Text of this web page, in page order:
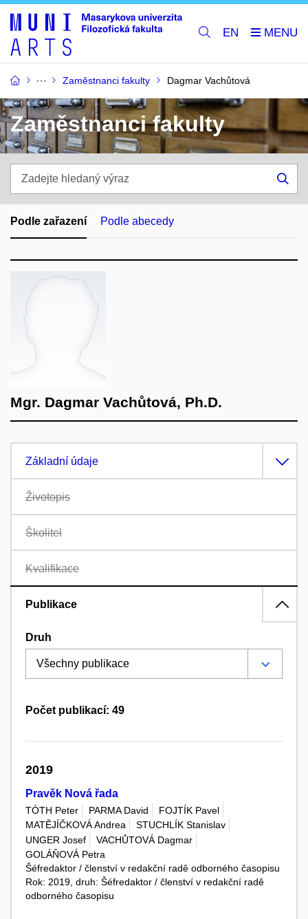
EN
Zaměstnanci fakulty Dagmar Vachůtová
Zaměstnanci fakulty
hledaný
výraz
Podle zařazení Podle abecedy
Mgr. Dagmar Vachůtová, Ph.D.
Základní údaje
Životopis
Školitel
Kvalifikace
Publikace
Druh
Počet publikací: 49
2019
Pravěk Nová řada
TÓTH Peter PARMA David
FOJTÍK Pavel
MATĚJÍČKOVÁ Andrea
STUCHLÍK Stanislav
UNGER Josef
VACHŮTOVÁ Dagmar
GOLÁŇOVÁ Petra
Šéfredaktor / členství v redakční radě odborného časopisu
Rok: 2019, druh: Šéfredaktor / členství v redakční radě
odborného časopisu